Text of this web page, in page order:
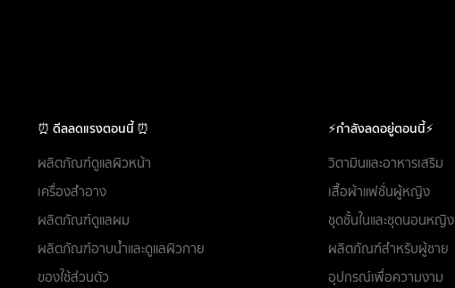
⏰ ดีลลดแรงตอนนี้ ⏰
ผลิตภัณฑ์ดูแลผิวหน้า
เครื่องสำอาง
ผลิตภัณฑ์ดูแลผม
ผลิตภัณฑ์อาบน้ำและดูแลผิวกาย
ของใช้ส่วนตัว
⚡กำลังลดอยู่ตอนนี้⚡
วิตามินและอาหารเสริม
เสื้อผ้าแฟชั่นผู้หญิง
ชุดชั้นในและชุดนอนหญิง
ผลิตภัณฑ์สำหรับผู้ชาย
อุปกรณ์เพื่อความงาม